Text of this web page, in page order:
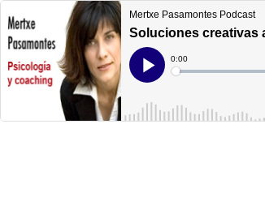
Mertxe Pasamontes Podcast
Soluciones creativas
Play
Current
Time
0:00
Loaded: